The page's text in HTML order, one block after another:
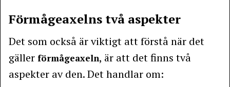
Förmågeaxelns två aspekter
Det som också är viktigt att förstå när det
gäller förmågeaxeln, är att det finns två
aspekter av den. Det handlar om: